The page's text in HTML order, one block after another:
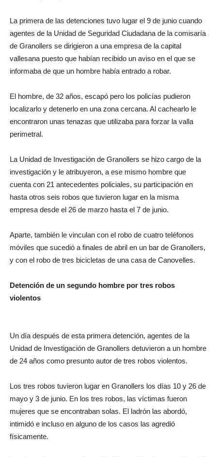
La primera de las detenciones tuvo lugar el 9 de junio cuando
agentes de la Unidad de Seguridad Ciudadana de la comisaría
de Granollers se dirigieron a una empresa de la capital
vallesana puesto que habían recibido un aviso en el que se
informaba de que un hombre había entrado a robar.
El hombre, de 32 años, escapó pero los policías pudieron
localizarlo y detenerlo en una zona cercana. Al cachearlo le
encontraron unas tenazas que utilizaba para forzar la valla
perimetral.
La Unidad de Investigación de Granollers se hizo cargo de la
investigación y le atribuyeron, a ese mismo hombre que
cuenta con 21 antecedentes policiales, su participación en
hasta otros seis robos que tuvieron lugar en la misma
empresa desde el 26 de marzo hasta el 7 de junio.
Aparte, también le vinculan con el robo de cuatro teléfonos
móviles que sucedió a finales de abril en un bar de Granollers,
y con el robo de tres bicicletas de una casa de Canovelles.
Detención de un segundo hombre por tres robos
violentos
Un día después de esta primera detención, agentes de la
Unidad de Investigación de Granollers detuvieron a un hombre
de 24 años como presunto autor de tres robos violentos.
Los tres robos tuvieron lugar en Granollers los días 10 y 26 de
mayo y 3 de junio. En los tres robos, las víctimas fueron
mujeres que se encontraban solas. El ladrón las abordó,
intimidó e incluso en alguno de los casos las agredió
físicamente.